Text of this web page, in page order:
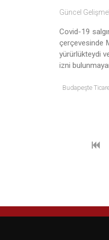
Güncel
Covid-19
çerçevesinde
yürürlükteydi
izni bulunmayan
Budapeşte